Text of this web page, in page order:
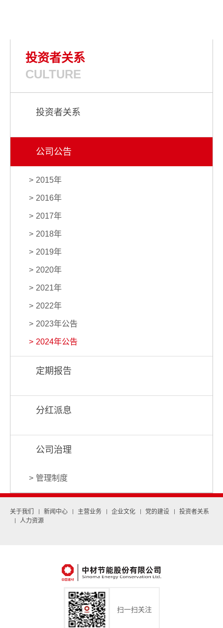
投资者关系
CULTURE
投资者关系
公司公告
2015年
2016年
2017年
2018年
2019年
2020年
2021年
2022年
2023年公告
2024年公告
定期报告
分红派息
公司治理
管理制度
关于我们 新闻中心 主营业务 企业文化 党的建设
投资者关系
人力资源
扫一扫关注